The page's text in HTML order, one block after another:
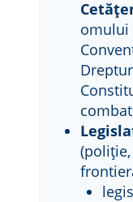
omului